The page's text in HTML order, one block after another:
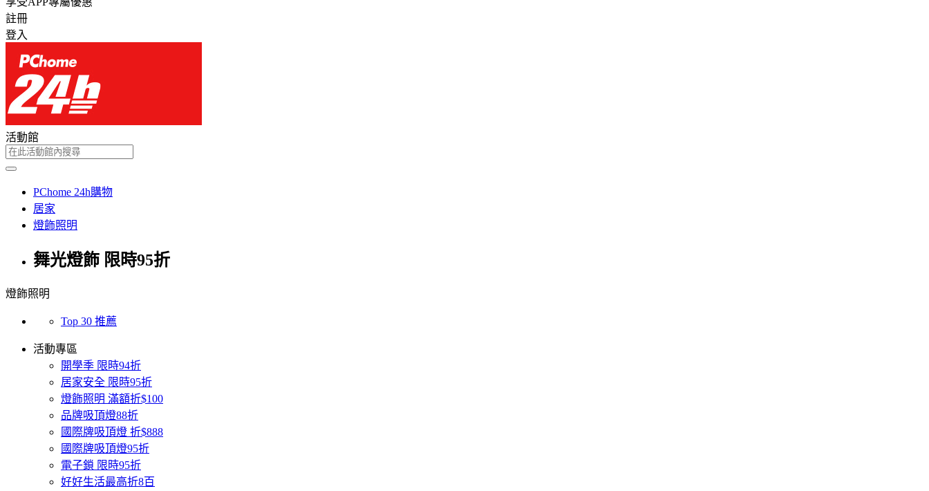
註冊
登入
活動館
PChome 24h購物
居家
燈飾照明
舞光燈飾 限時95折
燈飾照明
Top 30 推薦
活動專區
開學季 限時94折
居家安全 限時95折
燈飾照明 滿額折$100
品牌吸頂燈88折
國際牌吸頂燈 折$888
國際牌吸頂燈95折
電子鎖 限時95折
好好生活最高折8百